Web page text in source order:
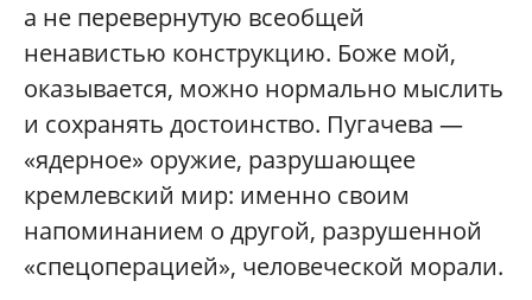
а не перевернутую всеобщей
ненавистью конструкцию. Боже мой,
оказывается, можно нормально мыслить
и сохранять достоинство. Пугачева —
«ядерное» оружие, разрушающее
кремлевский мир: именно своим
напоминанием о другой, разрушенной
«спецоперацией», человеческой морали.